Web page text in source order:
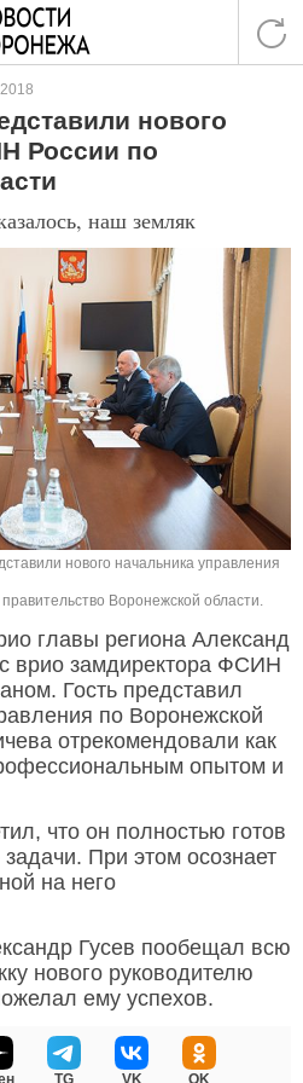
нового
России по
наш земляк
нового начальника управления
Воронежской области.
главы региона Александ
с врио замдиректора ФСИН
Гость представил
по Воронежской
отрекомендовали как
опытом и
что он полностью готов
При этом осознает
на него
Гусев пообещал всю
нового руководителю
ему успехов.